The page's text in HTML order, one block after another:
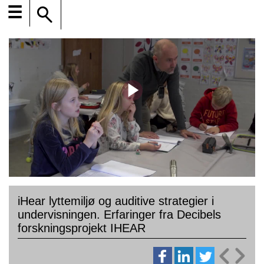
☰
iHear lyttemiljø og auditive strategier i
undervisningen. Erfaringer fra Decibels
forskningsprojekt IHEAR